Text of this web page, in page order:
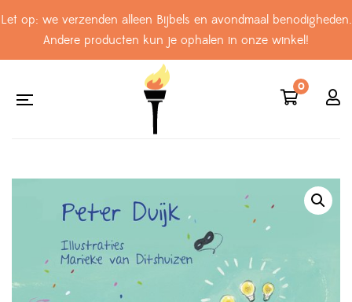
Let op: we verzenden alleen Bijbels en avondmaal benodigheden.
Andere producten kun je ophalen in onze winkel!
0